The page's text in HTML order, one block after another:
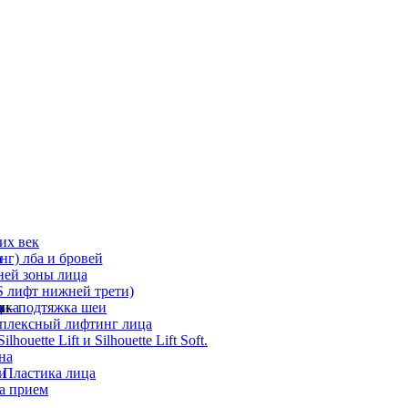
век
лба и бровей
зоны лица
лифт нижней трети)
– подтяжка шеи
лифтинг лица
Lift и Silhouette Lift Soft.
лица
прием